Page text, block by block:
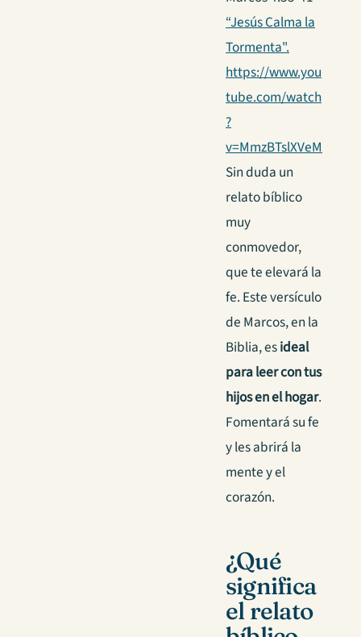
“Jesús Calma la
Tormenta".
https://www.you
tube.com/watch
?
v=MmzBTslXVeM
Sin duda un
relato bíblico
muy
conmovedor,
que te elevará la
fe. Este versículo
de Marcos, en la
Biblia, esideal
para leer con tus
hijos en el hogar.
Fomentará su fe
y les abrirá la
mente y el
corazón.
¿Qué
significa
el relato